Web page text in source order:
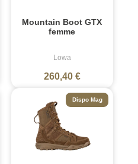
Mountain Boot GTX
femme
Lowa
260,40 €
Dispo Mag